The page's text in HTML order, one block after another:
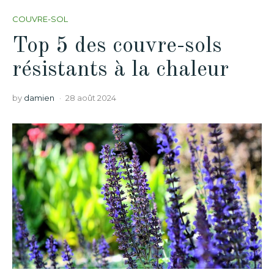
COUVRE-SOL
Top 5 des couvre-sols
résistants à la chaleur
by damien 28 août 2024